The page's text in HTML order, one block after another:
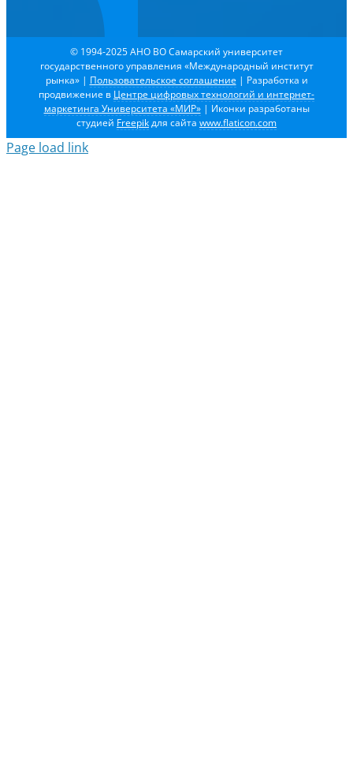
© 1994-2025 АНО ВО Самарский университет
государственного управления «Международный институт
рынка» | Пользовательское соглашение | Разработка и
продвижение в Центре цифровых технологий и интернет-
маркетинга Университета «МИР»| Иконки разработаны
студией Freepikдля сайта www.flaticon.com
Page load link